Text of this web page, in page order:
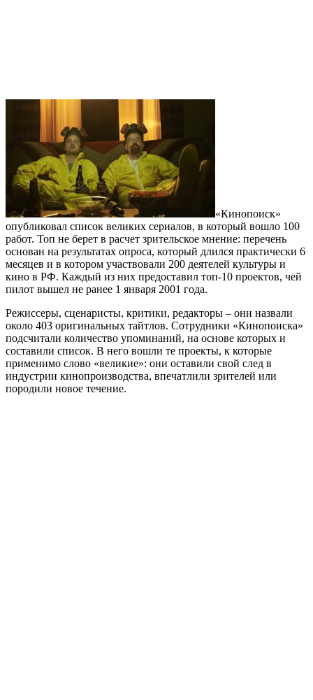
«Кинопоиск»
опубликовал список великих сериалов, в который вошло 100
работ. Топ не берет в расчет зрительское мнение: перечень
основан на результатах опроса, который длился практически 6
месяцев и в котором участвовали 200 деятелей культуры и
кино в РФ. Каждый из них предоставил топ-10 проектов, чей
пилот вышел не ранее 1 января 2001 года.
Режиссеры, сценаристы, критики, редакторы – они назвали
около 403 оригинальных тайтлов. Сотрудники «Кинопоиска»
подсчитали количество упоминаний, на основе которых и
составили список. В него вошли те проекты, к которые
применимо слово «великие»: они оставили свой след в
индустрии кинопроизводства, впечатлили зрителей или
породили новое течение.